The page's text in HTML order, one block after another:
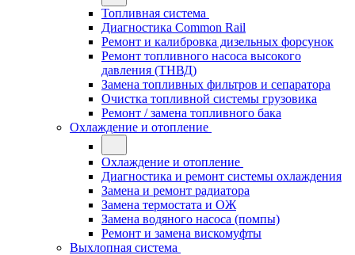
Топливная система
Диагностика Common Rail
Ремонт и калибровка дизельных форсунок
Ремонт топливного насоса высокого
давления (ТНВД)
Замена топливных фильтров и сепаратора
Очистка топливной системы грузовика
Ремонт / замена топливного бака
Охлаждение и отопление
Охлаждение и отопление
Диагностика и ремонт системы охлаждения
Замена и ремонт радиатора
Замена термостата и ОЖ
Замена водяного насоса (помпы)
Ремонт и замена вискомуфты
Выхлопная система